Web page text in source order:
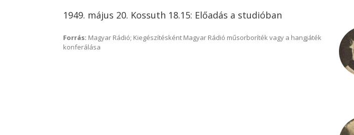
1949. május 20. Kossuth 18.15: Előadás a studióban
Forrás: Magyar Rádió; Kiegészítésként Magyar Rádió műsorboríték vagy a hangjáték
konferálása